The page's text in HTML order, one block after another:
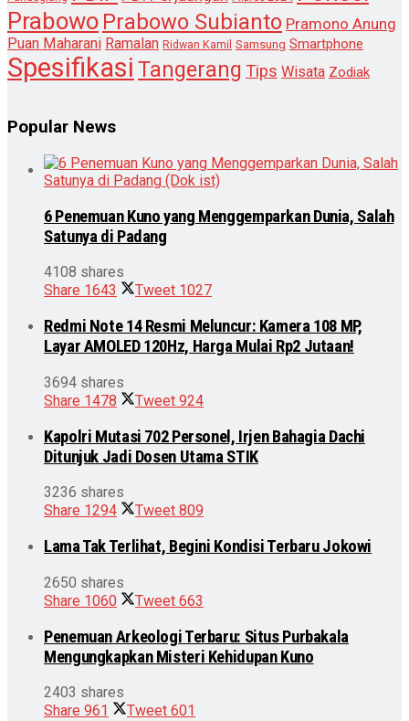
Prabowo Prabowo Subianto Pramono Anung
Puan Maharani Ramalan Ridwan Kamil Samsung Smartphone
Spesifikasi Tangerang Tips Wisata Zodiak
Popular News
6 Penemuan Kuno yang Menggemparkan Dunia, Salah
Satunya di Padang
4108 shares
Share 1643 Tweet 1027
Redmi Note 14 Resmi Meluncur: Kamera 108 MP,
Layar AMOLED 120Hz, Harga Mulai Rp2 Jutaan!
3694 shares
Share 1478 Tweet 924
Kapolri Mutasi 702 Personel, Irjen Bahagia Dachi
Ditunjuk Jadi Dosen Utama STIK
3236 shares
Share 1294 Tweet 809
Lama Tak Terlihat, Begini Kondisi Terbaru Jokowi
2650 shares
Share 1060 Tweet 663
Penemuan Arkeologi Terbaru: Situs Purbakala
Mengungkapkan Misteri Kehidupan Kuno
2403 shares
Share 961 Tweet 601